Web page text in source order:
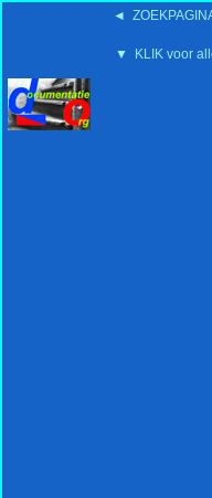
◄
▼ KLIK voor
'15:19 19-2-2008